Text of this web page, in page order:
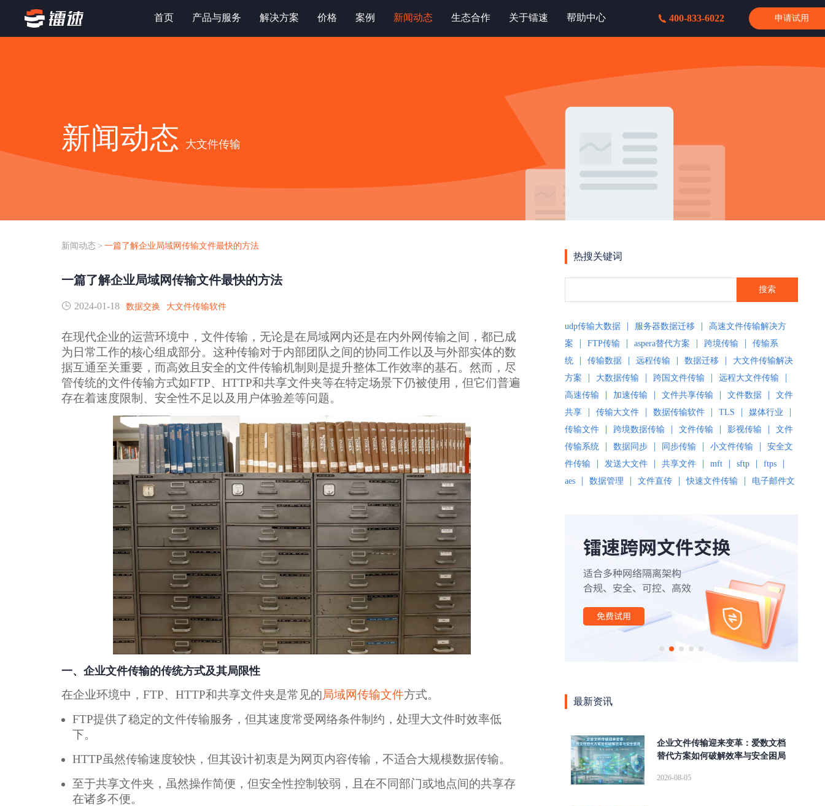
首页 产品与服务 解决方案 价格 案例 新闻动态 生态合作 关于镭速 帮助中心 400-833-6022 申请试用
新闻动态 大文件传输
新闻动态 > 一篇了解企业局域网传输文件最快的方法
一篇了解企业局域网传输文件最快的方法
2024-01-18 数据交换 大文件传输软件
在现代企业的运营环境中，文件传输，无论是在局域网内还是在内外网传输之间，都已成
为日常工作的核心组成部分。这种传输对于内部团队之间的协同工作以及与外部实体的数
据互通至关重要，而高效且安全的文件传输机制则是提升整体工作效率的基石。然而，尽
管传统的文件传输方式如FTP、HTTP和共享文件夹等在特定场景下仍被使用，但它们普遍
存在着速度限制、安全性不足以及用户体验差等问题。
一、企业文件传输的传统方式及其局限性
在企业环境中，FTP、HTTP和共享文件夹是常见的局域网传输文件方式。
FTP提供了稳定的文件传输服务，但其速度常受网络条件制约，处理大文件时效率低
下。
HTTP虽然传输速度较快，但其设计初衷是为网页内容传输，不适合大规模数据传输。
至于共享文件夹，虽然操作简便，但安全性控制较弱，且在不同部门或地点间的共享存
在诸多不便。
热搜关键词
搜索
udp传输大数据 | 服务器数据迁移 |
高速文件传输解决方
案
| FTP传输 | aspera替代方案 | 跨境传输 |
传输系
统
| 传输数据 | 远程传输 | 数据迁移 |
大文件传输解决
方案
| 大数据传输 | 跨国文件传输 | 远程大文件传输 |
高速传输 | 加速传输 | 文件共享传输 | 文件数据 |
文件
共享
| 传输大文件 | 数据传输软件 | TLS | 媒体行业 |
传输文件 | 跨境数据传输 | 文件传输 | 影视传输 |
文件
传输系统
| 数据同步 | 同步传输 | 小文件传输 |
安全文
件传输
| 发送大文件 | 共享文件 | mft | sftp | ftps |
aes | 数据管理 | 文件直传 | 快速文件传输 |
电子邮件文
高速传输软件 | 传输软件 | SD-WAN | 极速传输
外贸行业 | 文件管理 云计算
| 网络 | 高速缓存 SOCKS5 断点续传 |
| 高可用 |
跨国传
文件同步传输 高速数据传输
企业级文件传输软
传输协议 AD域
镭速传输 | 镭速云传
数据交换 |
署
| ftp传输替代方案 跨网文件交换 | 替代FTP |
文件
传输校验
| 远距离传输大型文件 | 快速传输大文件 |
文档
安全外发
| 局域网文件传输工具
最新资讯
企业文件传输迎来变革：爱数文档
替代方案如何破解效率与安全困局
2026-08-05